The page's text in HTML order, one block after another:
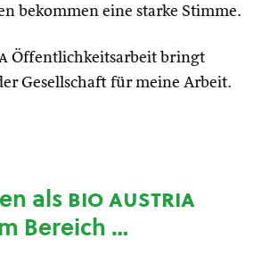
bekommen eine starke Stimme.
Öffentlichkeitsarbeit bringt
Gesellschaft für meine Arbeit.
alsbio austria
Bereich …